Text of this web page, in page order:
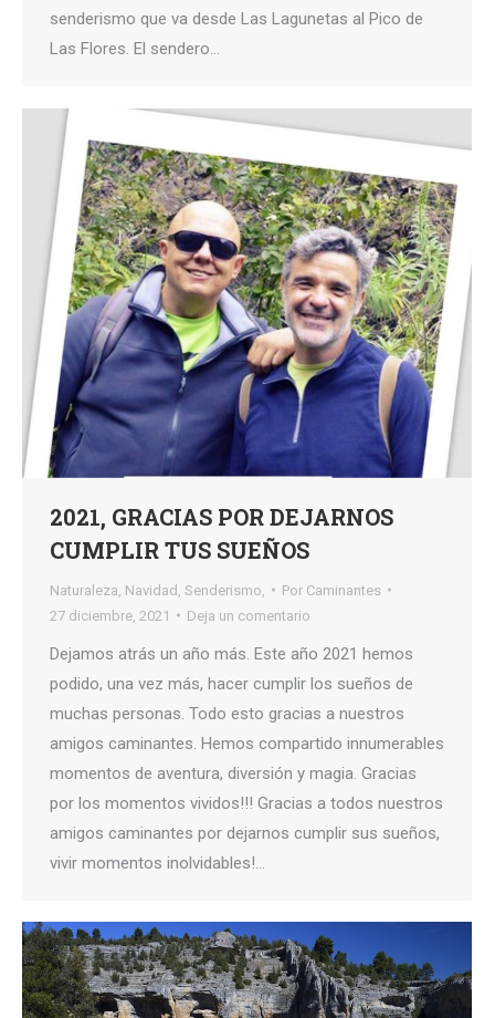
senderismo que va desde Las Lagunetas al Pico de
Las Flores. El sendero…
2021, GRACIAS POR DEJARNOS
CUMPLIR TUS SUEÑOS
Naturaleza Navidad Senderismo, Por Caminantes
27 diciembre, 2021
Deja un comentario
Dejamos atrás un año más. Este año 2021 hemos
podido, una vez más, hacer cumplir los sueños de
muchas personas. Todo esto gracias a nuestros
amigos caminantes. Hemos compartido innumerables
momentos de aventura, diversión y magia. Gracias
por los momentos vividos!!! Gracias a todos nuestros
amigos caminantes por dejarnos cumplir sus sueños,
vivir momentos inolvidables!…